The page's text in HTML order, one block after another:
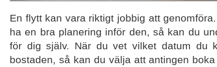
En flytt kan vara riktigt jobbig att
ha en bra planering inför den, så kan du
för dig själv. När du vet vilket datum du
bostaden, så kan du välja att antingen